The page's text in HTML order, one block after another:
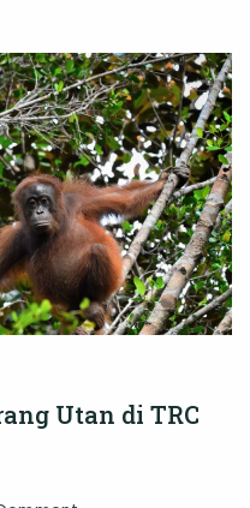
Kawin’
yang
Tak
Tertulis
Utan di TRC